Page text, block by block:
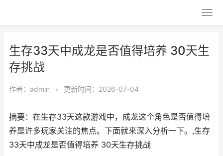
生存33天中成龙是否值得培养 30天生
存挑战
作者： admin • 更新时间：2026-07-04
摘要：在生存33天这款游戏中，成龙这个角色是否值得培
养是许多玩家关注的焦点。下面就来深入分析一下。,生存
33天中成龙是否值得培养 30天生存挑战